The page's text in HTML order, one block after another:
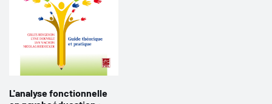
L'analyse fonctionnelle